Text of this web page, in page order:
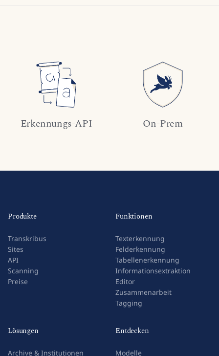
Erkennungs-API On-Prem
Produkte
Transkribus
Sites
API
Scanning
Preise
Funktionen
Texterkennung
Felderkennung
Tabellenerkennung
Informationsextraktion
Editor
Zusammenarbeit
Tagging
Lösungen
Archive & Institutionen
Entdecken
Modelle